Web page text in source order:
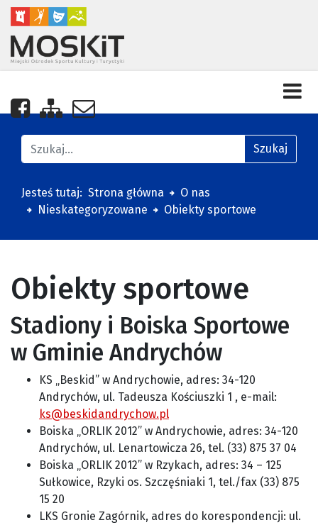
Nasza strona na Facebooku
Zobacz mapę strony
Napisz do nas
Jesteś tutaj: Strona główna
O nas
Nieskategoryzowane
Obiekty sportowe
Znajdź na stronie Szukaj
Obiekty sportowe
Stadiony i Boiska Sportowe
w Gminie Andrychów
KS „Beskid” w Andrychowie, adres: 34-120
Andrychów, ul. Tadeusza Kościuszki 1 , e-mail:
ks@beskidandrychow.pl
Boiska „ORLIK 2012” w Andrychowie, adres: 34-120
Andrychów, ul. Lenartowicza 26, tel. (33) 875 37 04
Boiska „ORLIK 2012” w Rzykach, adres: 34 – 125
Sułkowice, Rzyki os. Szczęśniaki 1, tel./fax (33) 875
15 20
LKS Gronie Zagórnik, adres do korespondencji: ul.